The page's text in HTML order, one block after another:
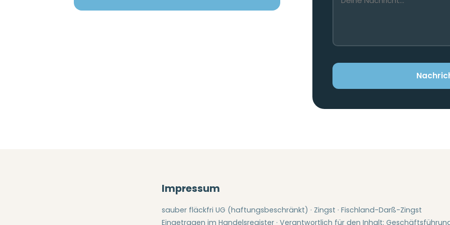
Impressum
sauber fläckfri UG (haftungsbeschränkt) · Zingst · Fischland-Darß-Zingst
Eingetragen im Handelsregister · Verantwortlich für den Inhalt: